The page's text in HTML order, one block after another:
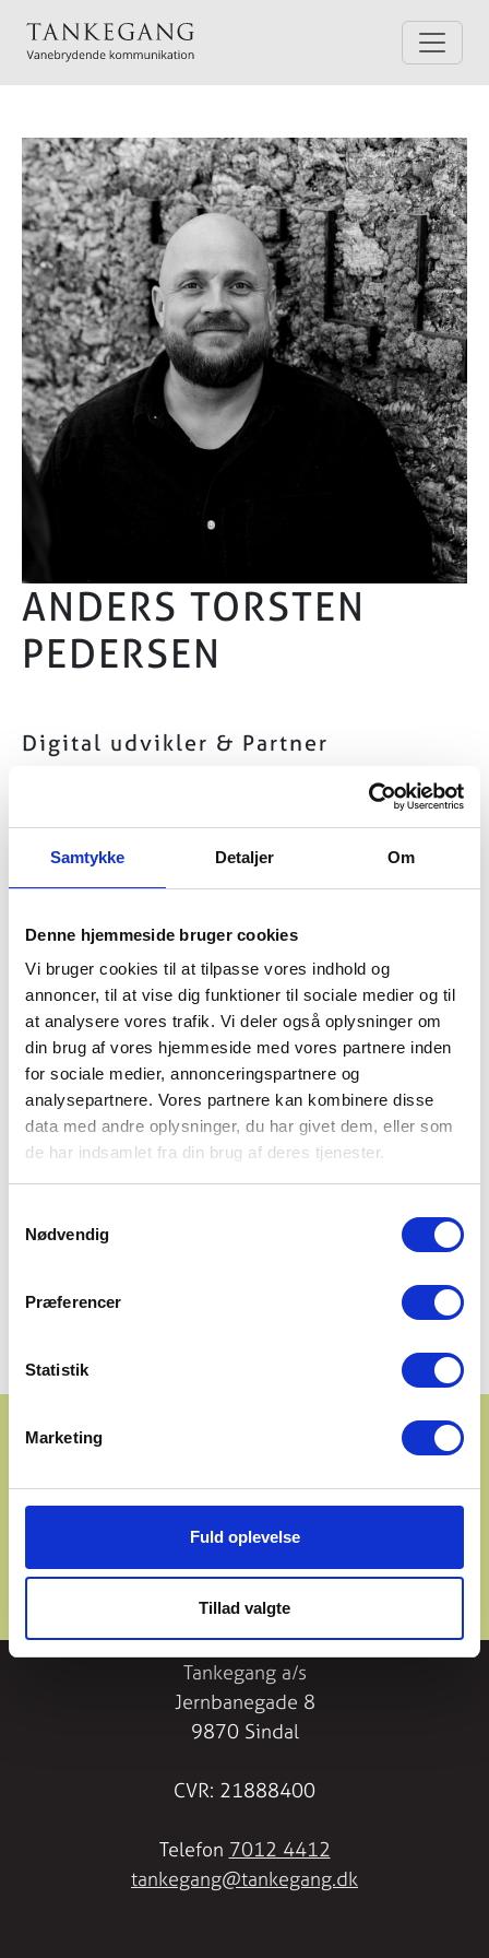
Samtykke Detaljer Om
Denne hjemmeside bruger cookies
Vi bruger cookies til at tilpasse vores indhold og
annoncer, til at vise dig funktioner til sociale medier og til
at analysere vores trafik. Vi deler også oplysninger om
din brug af vores hjemmeside med vores partnere inden
for sociale medier, annonceringspartnere og
analysepartnere. Vores partnere kan kombinere disse
data med andre oplysninger, du har givet dem, eller som
de har indsamlet fra din brug af deres tjenester.
Nødvendig
Præferencer
Statistik
Marketing
Fuld oplevelse
Tillad valgte
ANDERS TORSTEN
PEDERSEN
Digital udvikler & Partner
Jeg arbejder med udvikling og implementering af
digitale løsninger – fra idé til færdigt produkt.
samt app-udvikling til iOS og Android hjælper jeg
med at omsætte behov til funktionelle og
brugervenlige løsninger.
Jeg følger løbende med i nye teknologier og
digitale tendenser, så løsningerne ikke bare
fungerer i dag – men også er klar til i morgen.
Jeg trives bedst med komplekse problemstillinger,
finder jeg ofte de løsninger, der både skaber
forretningen.
MORTEN SØREN LARS STENER
Tankegang a/s
Jernbanegade 8
9870 Sindal
CVR: 21888400
Telefon 7012 4412
tankegang@tankegang.dk